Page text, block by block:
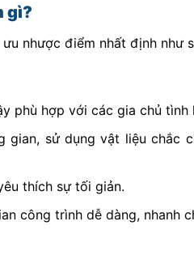
gì?
nhược điểm nhất định như
phù hợp với các gia chủ
sử dụng vật liệu chắc
thích sự tối giản.
công trình dễ dàng, nhanh